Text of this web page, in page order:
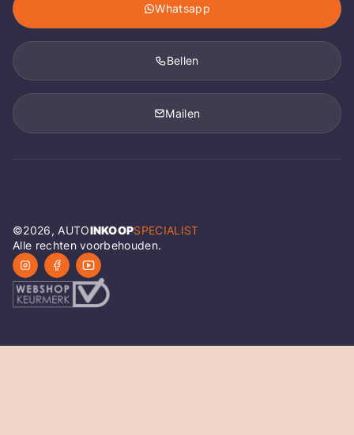
Whatsapp
Bellen
Mailen
©2026, AUTOINKOOPSPECIALIST
Alle rechten voorbehouden.